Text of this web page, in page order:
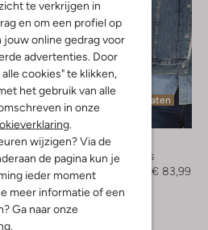
te verkrijgen in
en om een profiel op
jouw online gedrag voor
advertenties. Door
cookies" te klikken,
het gebruik van alle
in onze
wijzigen? Via de
de pagina kun je
ieder moment
meer informatie of een
Ga naar onze
Laatste maten
Levi's
Spijkerjas
€ 83,99